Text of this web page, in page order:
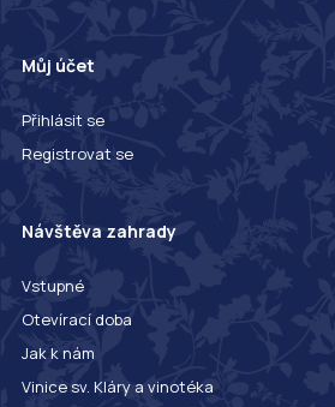
Můj účet
Přihlásit se
Registrovat se
Návštěva zahrady
Vstupné
Otevírací doba
Jak k nám
Vinice sv. Kláry a vinotéka